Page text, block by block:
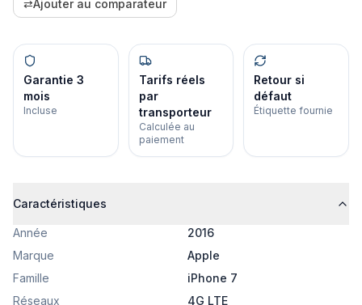
⇄Ajouter au comparateur
Garantie 3
mois
Incluse
Tarifs réels
par
transporteur
Calculée au
paiement
Retour si
défaut
Étiquette fournie
Caractéristiques
Année
2016
Marque
Apple
Famille
iPhone 7
Réseaux
4G LTE